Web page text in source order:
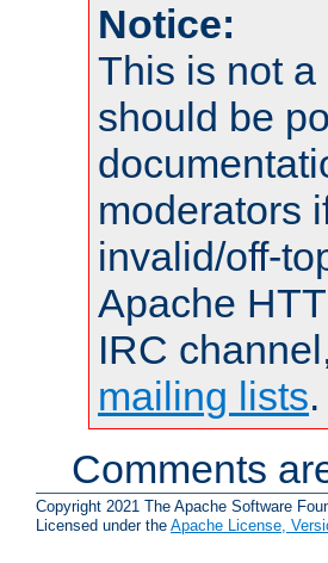
Notice:
This is not
should be
moderators
invalid/off-
Apache
IRC
mailing lists.
Comments
Copyright 2021 The Apache Software
Licensed under the Apache License,